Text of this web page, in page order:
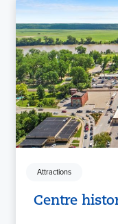
Attractions
Centre